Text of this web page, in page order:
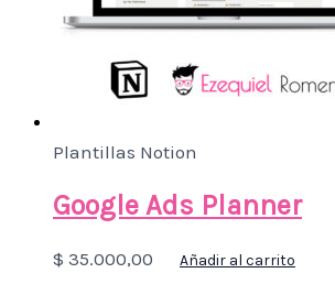
Plantillas Notion
Google Ads Planner
$ 35.000,00 Añadir al carrito